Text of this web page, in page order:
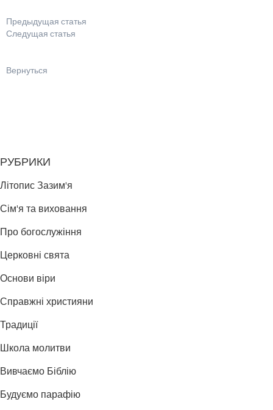
Предыдущая статья
Следущая статья
Вернуться
РУБРИКИ
Літопис Зазим'я
Сім'я та виховання
Про богослужіння
Церковні свята
Основи віри
Справжні християни
Традиції
Школа молитви
Вивчаємо Біблію
Будуємо парафію